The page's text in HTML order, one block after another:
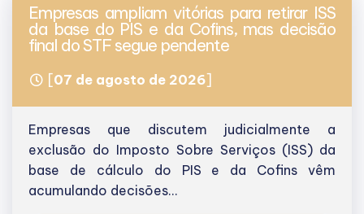
Empresas ampliam vitórias para retirar ISS
da base do PIS e da Cofins, mas decisão
final do STF segue pendente
[07 de agosto de 2026]
Empresas que discutem judicialmente a
exclusão do Imposto Sobre Serviços (ISS) da
base de cálculo do PIS e da Cofins vêm
acumulando decisões...